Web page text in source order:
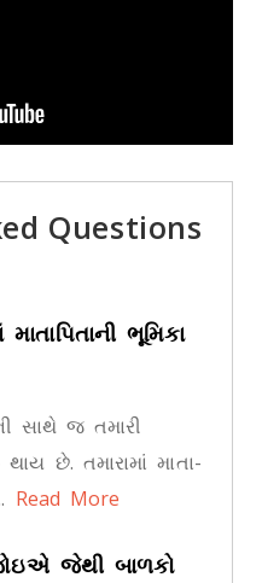
Questions
ભૂમિકા
સાથે જ તમારી
છે. તમારામાં માતા-
Read More
જેથી બાળકો